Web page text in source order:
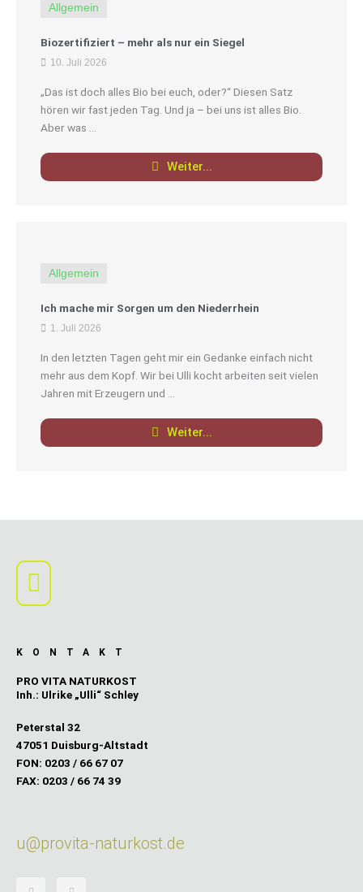
Allgemein
Biozertifiziert – mehr als nur ein Siegel
10. Juli 2026
„Das ist doch alles Bio bei euch, oder?“ Diesen Satz
hören wir fast jeden Tag. Und ja – bei uns ist alles Bio.
Aber was ...
Weiter...
Allgemein
Ich mache mir Sorgen um den Niederrhein
1. Juli 2026
In den letzten Tagen geht mir ein Gedanke einfach nicht
mehr aus dem Kopf. Wir bei Ulli kocht arbeiten seit vielen
Jahren mit Erzeugern und ...
Weiter...
Main
Menu
KONTAKT
PRO VITA NATURKOST
Inh.: Ulrike „Ulli“ Schley
Peterstal 32
47051 Duisburg-Altstadt
FON: 0203 / 66 67 07
FAX: 0203 / 66 74 39
u@provita-naturkost.de